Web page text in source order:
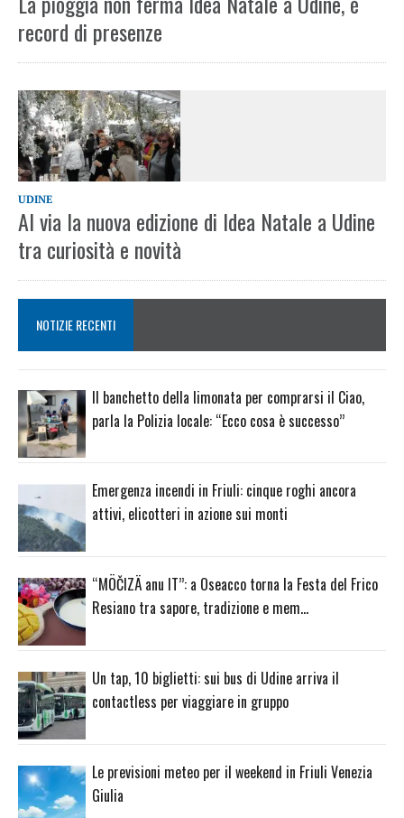
record di presenze
UDINE
Al via la nuova edizione di Idea Natale a Udine
tra curiosità e novità
NOTIZIE RECENTI
Il banchetto della limonata per comprarsi il Ciao,
parla la Polizia locale: “Ecco cosa è successo”
Emergenza incendi in Friuli: cinque roghi ancora
attivi, elicotteri in azione sui monti
“MÖČIZÄ anu IT”: a Oseacco torna la Festa del Frico
Resiano tra sapore, tradizione e mem…
Un tap, 10 biglietti: sui bus di Udine arriva il
contactless per viaggiare in gruppo
Le previsioni meteo per il weekend in Friuli Venezia
Giulia